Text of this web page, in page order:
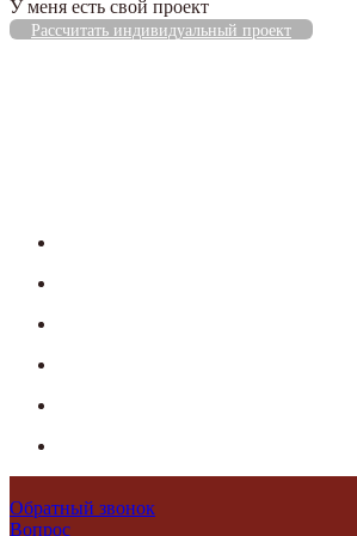
У меня есть свой проект
Рассчитать индивидуальный проект
Обратный звонок
Вопрос